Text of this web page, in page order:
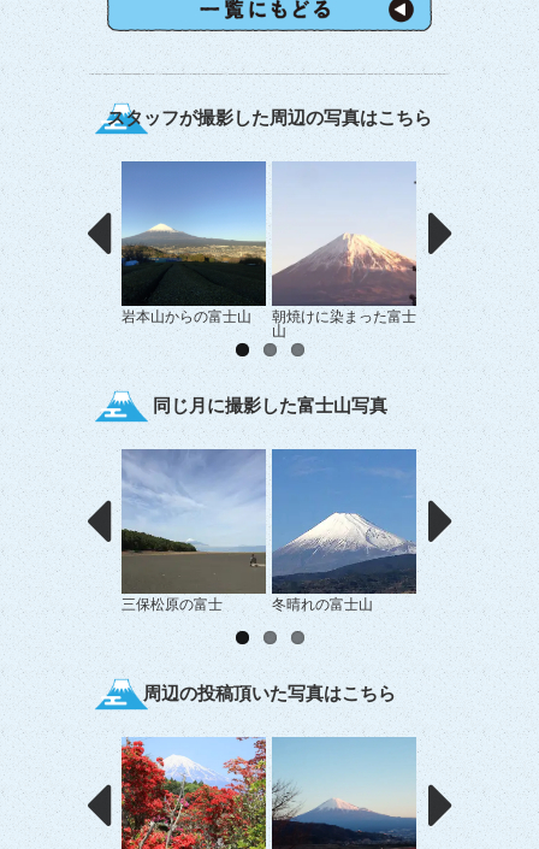
スタッフが撮影した周辺の写真はこちら
岩本山からの富士山
朝焼けに染まった富士
山
富士川楽座から
同じ月に撮影した富士山写真
三保松原の富士 冬晴れの富士山
すそ野まで真っ
周辺の投稿頂いた写真はこちら